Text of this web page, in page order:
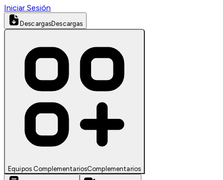
Iniciar Sesión
DescargasDescargas
Equipos ComplementariosComplementarios